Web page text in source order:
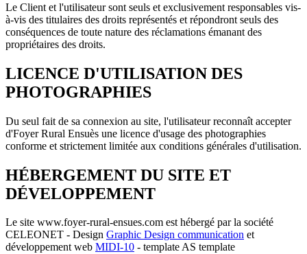
Le Client et l'utilisateur sont seuls et exclusivement responsables vis-
à-vis des titulaires des droits représentés et répondront seuls des
conséquences de toute nature des réclamations émanant des
propriétaires des droits.
LICENCE D'UTILISATION DES
PHOTOGRAPHIES
Du seul fait de sa connexion au site, l'utilisateur reconnaît accepter
d'Foyer Rural Ensuès une licence d'usage des photographies
conforme et strictement limitée aux conditions générales d'utilisation.
HÉBERGEMENT DU SITE ET
DÉVELOPPEMENT
Le site www.foyer-rural-ensues.com est hébergé par la société
CELEONET - Design Graphic Design communication et
développement web MIDI-10 - template AS template